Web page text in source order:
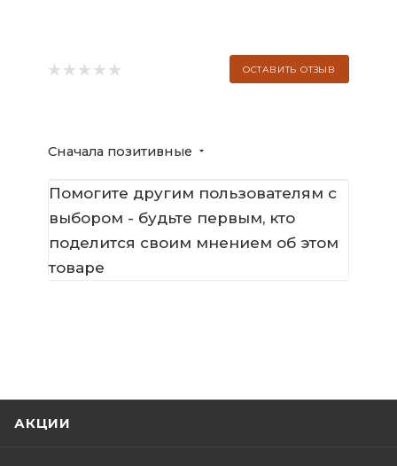
ОСТАВИТЬ ОТЗЫВ
Сначала позитивные
Помогите другим пользователям с
выбором - будьте первым, кто
поделится своим мнением об этом
товаре
АКЦИИ